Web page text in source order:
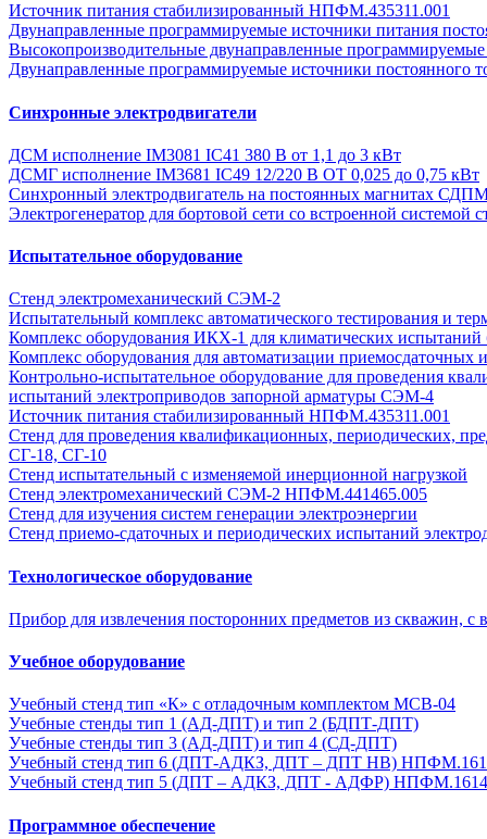
Источник питания стабилизированный НПФМ.435311.001
Двунаправленные программируемые источники питания
Высокопроизводительные двунаправленные
Двунаправленные программируемые источники постоянного
Синхронные электродвигатели
ДСМ исполнение IM3081 IC41 380 В от 1,1 до 3 кВт
ДСМГ исполнение IM3681 IC49 12/220 В ОТ 0,025 до 0,75 кВт
Синхронный электродвигатель на постоянных магнитах
Электрогенератор для бортовой сети со встроенной
Испытательное оборудование
Стенд электромеханический СЭМ-2
Испытательный комплекс автоматического тестирования и
Комплекс оборудования ИКХ-1 для климатических испытаний
Комплекс оборудования для автоматизации
Контрольно-испытательное оборудование для проведения
испытаний электроприводов запорной арматуры СЭМ-4
Источник питания стабилизированный НПФМ.435311.001
Стенд для проведения квалификационных, периодических,
СГ-18, СГ-10
Стенд испытательный с изменяемой инерционной нагрузкой
Стенд электромеханический СЭМ-2 НПФМ.441465.005
Стенд для изучения систем генерации электроэнергии
Стенд приемо-сдаточных и периодических испытаний
Технологическое оборудование
Прибор для извлечения посторонних предметов из скважин, с
Учебное оборудование
Учебный стенд тип «К» с отладочным комплектом MCB-04
Учебные стенды тип 1 (АД-ДПТ) и тип 2 (БДПТ-ДПТ)
Учебные стенды тип 3 (АД-ДПТ) и тип 4 (СД-ДПТ)
Учебный стенд тип 6 (ДПТ-АДКЗ, ДПТ – ДПТ НВ)
Учебный стенд тип 5 (ДПТ – АДКЗ, ДПТ - АДФР)
Программное обеспечение